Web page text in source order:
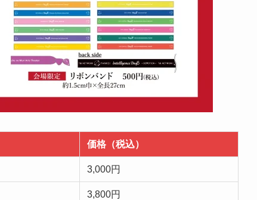
価格（税込）
3,000円
3,800円